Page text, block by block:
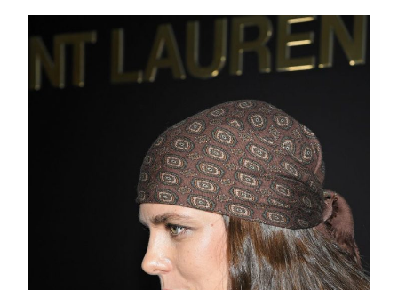
Cosmprof Worldwide Bologna
presenta THE BEAUTY &
WELLNESS CONGRESS 2022: I
Dyson presenta la nuova collezione
pervinca e rosé per Natale
Continua la carrellata di look firmati
Cotril alla Festa del Cinema di Roma